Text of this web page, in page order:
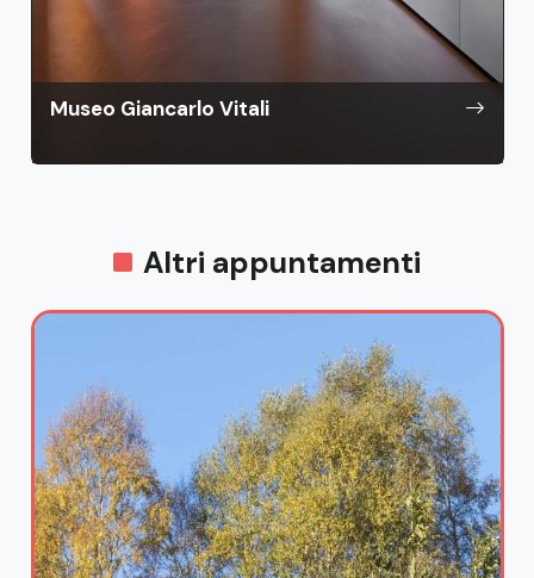
Museo Giancarlo Vitali
Altri appuntamenti